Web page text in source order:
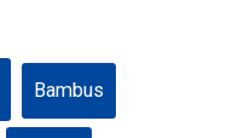
Bambus